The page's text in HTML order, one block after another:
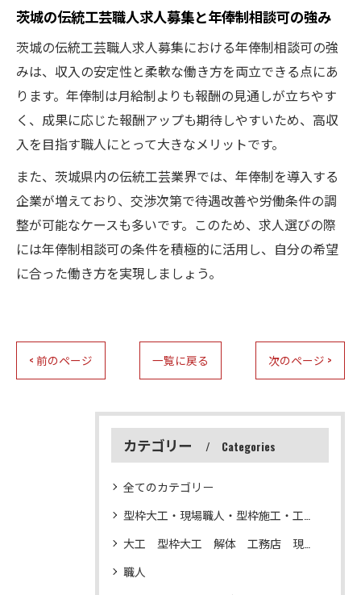
茨城の伝統工芸職人求人募集と年俸制相談可の強み
茨城の伝統工芸職人求人募集における年俸制相談可の強
みは、収入の安定性と柔軟な働き方を両立できる点にあ
ります。年俸制は月給制よりも報酬の見通しが立ちやす
く、成果に応じた報酬アップも期待しやすいため、高収
入を目指す職人にとって大きなメリットです。
また、茨城県内の伝統工芸業界では、年俸制を導入する
企業が増えており、交渉次第で待遇改善や労働条件の調
整が可能なケースも多いです。このため、求人選びの際
には年俸制相談可の条件を積極的に活用し、自分の希望
に合った働き方を実現しましょう。
< 前のページ 一覧に戻る 次のページ >
カテゴリー Categories
全てのカテゴリー
型枠大工・現場職人・型枠施工・工務店・解体
大工 型枠大工 解体 工務店 現場仕事
職人